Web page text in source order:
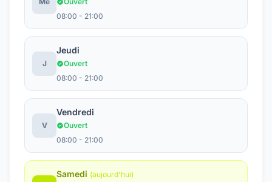
08:00 - 21:00
J
Jeudi
Ouvert
08:00 - 21:00
V
Vendredi
Ouvert
08:00 - 21:00
Samedi (aujourd'hui)